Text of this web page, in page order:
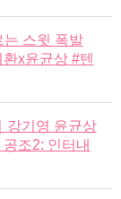
스윗 폭발
x윤균상 #텐
강기영 윤균상
조2: 인터내